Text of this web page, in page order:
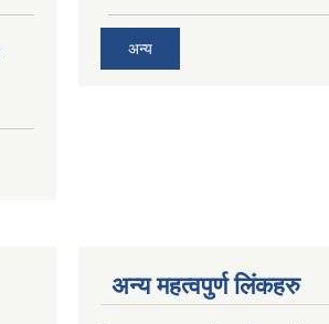
अन्य
अन्य महत्वपुर्ण लिंकहरु